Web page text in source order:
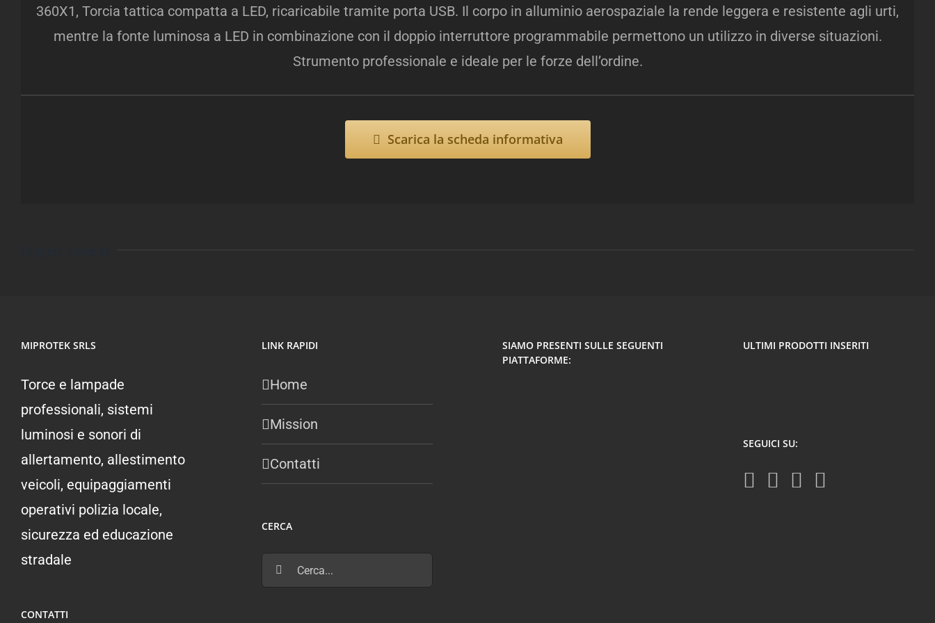
360X1, Torcia tattica compatta a LED, ricaricabile tramite porta USB. Il corpo in alluminio aerospaziale la rende leggera e resistente agli urti,
mentre la fonte luminosa a LED in combinazione con il doppio interruttore programmabile permettono un utilizzo in diverse situazioni.
Strumento professionale e ideale per le forze dell’ordine.
Scarica la scheda informativa
MIPROTEK SRLS
Torce e lampade
professionali, sistemi
luminosi e sonori di
allertamento, allestimento
veicoli, equipaggiamenti
operativi polizia locale,
sicurezza ed educazione
stradale
CONTATTI
LINK RAPIDI
Home
Mission
Contatti
CERCA
Cerca
per:
SIAMO PRESENTI SULLE SEGUENTI
PIATTAFORME:
ULTIMI PRODOTTI INSERITI
SEGUICI SU: